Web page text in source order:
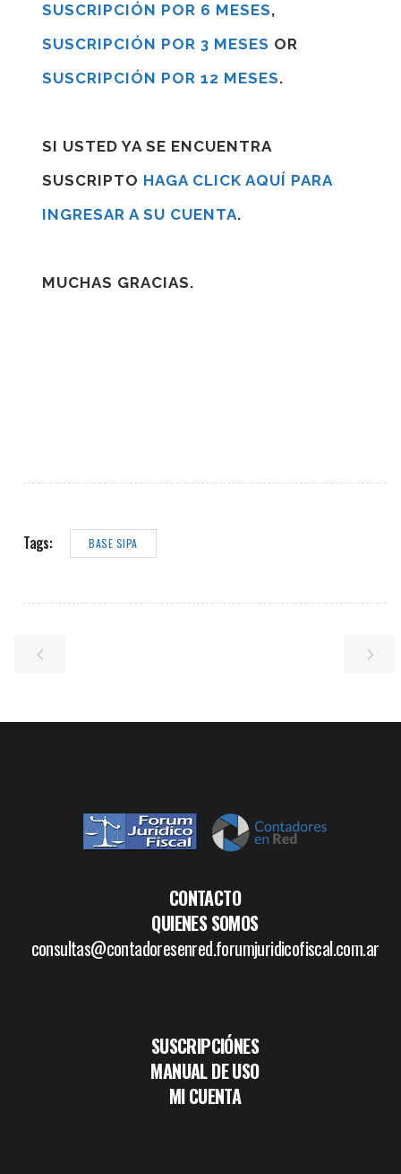
SUSCRIPCIÓN POR 6 MESES,
SUSCRIPCIÓN POR 3 MESES OR
SUSCRIPCIÓN POR 12 MESES.
SI USTED YA SE ENCUENTRA
SUSCRIPTO HAGA CLICK AQUÍ PARA
INGRESAR A SU CUENTA.
MUCHAS GRACIAS.
Tags: BASE SIPA
CONTACTO
QUIENES SOMOS
consultas@contadoresenred.forumjuridicofiscal.com.ar
SUSCRIPCIÓNES
MANUAL DE USO
MI CUENTA